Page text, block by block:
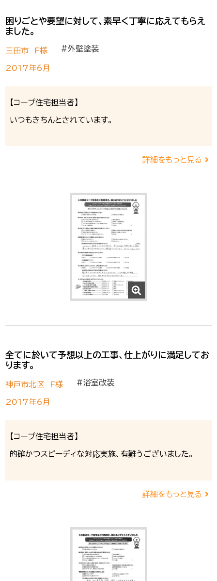
困りごとや要望に対して、素早く丁寧に応えてもらえ
ました。
三田市 F様 #外壁塗装
2017年6月
【コープ住宅担当者】
いつもきちんとされています。
詳細をもっと見る
全てに於いて予想以上の工事、仕上がりに満足してお
ります。
神戸市北区 F様 #浴室改装
2017年6月
【コープ住宅担当者】
的確かつスピーディな対応実施、有難うございました。
詳細をもっと見る